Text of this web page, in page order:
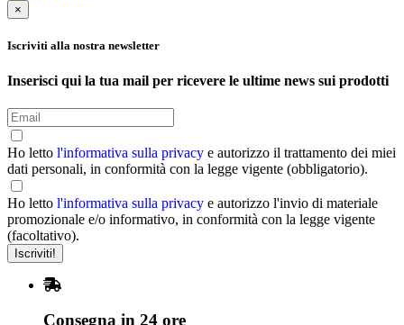
×
Iscriviti alla nostra newsletter
Inserisci qui la tua mail per ricevere le ultime news sui prodotti
Ho letto l'informativa sulla privacy e autorizzo il trattamento dei miei
dati personali, in conformità con la legge vigente (obbligatorio).
Ho letto l'informativa sulla privacy e autorizzo l'invio di materiale
promozionale e/o informativo, in conformità con la legge vigente
(facoltativo).
Consegna in 24 ore